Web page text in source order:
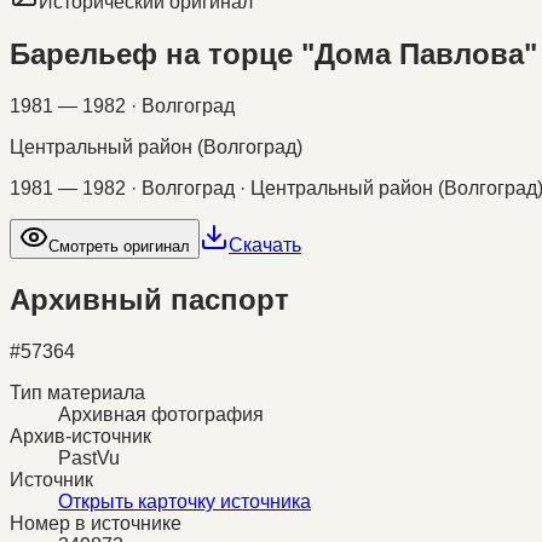
Барельеф на торце "Дома Павлова"
1981 — 1982 · Волгоград
Центральный район (Волгоград)
1981 — 1982 · Волгоград · Центральный район (Волгоград)
Смотреть оригинал Скачать
Архивный паспорт
#57364
Тип материала
Архивная фотография
Архив-источник
PastVu
Источник
Открыть карточку источника
Номер в источнике